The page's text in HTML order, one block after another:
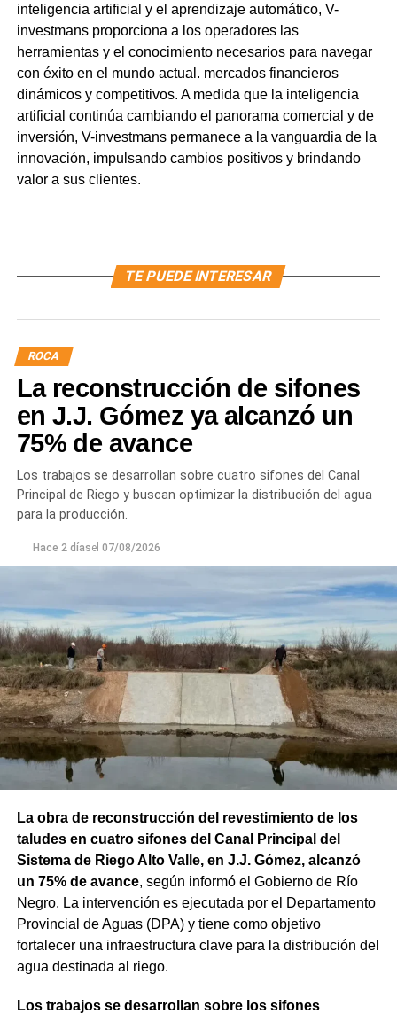
inteligencia artificial y el aprendizaje automático, V-
investmans proporciona a los operadores las
herramientas y el conocimiento necesarios para navegar
con éxito en el mundo actual. mercados financieros
dinámicos y competitivos. A medida que la inteligencia
artificial continúa cambiando el panorama comercial y de
inversión, V-investmans permanece a la vanguardia de la
innovación, impulsando cambios positivos y brindando
valor a sus clientes.
TE PUEDE INTERESAR
ROCA
La reconstrucción de sifones
en J.J. Gómez ya alcanzó un
75% de avance
Los trabajos se desarrollan sobre cuatro sifones del Canal
Principal de Riego y buscan optimizar la distribución del agua
para la producción.
Hace 2 díasel 07/08/2026
La obra de reconstrucción del revestimiento de los
taludes en cuatro sifones del Canal Principal del
Sistema de Riego Alto Valle, en J.J. Gómez, alcanzó
un 75% de avance, según informó el Gobierno de Río
Negro. La intervención es ejecutada por el Departamento
Provincial de Aguas (DPA) y tiene como objetivo
fortalecer una infraestructura clave para la distribución del
agua destinada al riego.
Los trabajos se desarrollan sobre los sifones